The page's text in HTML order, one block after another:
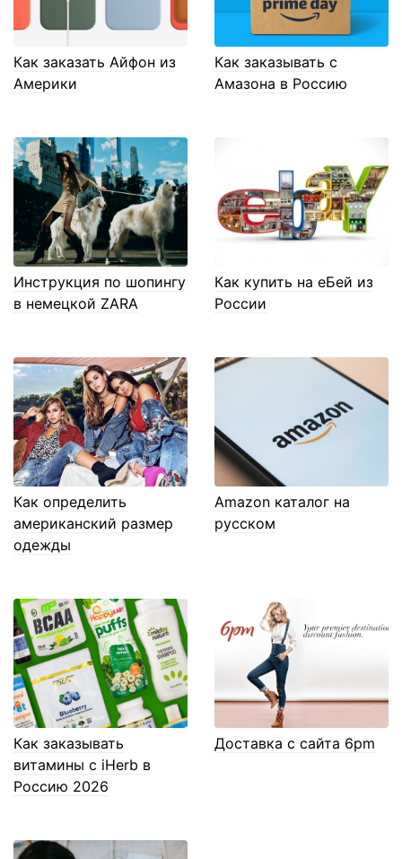
Как заказать Айфон из
Америки
Как заказывать с
Амазона в Россию
Инструкция по шопингу
в немецкой ZARA
Как купить на еБей из
России
Как определить
американский размер
одежды
Amazon каталог на
русском
Как заказывать
витамины с iHerb в
Россию 2026
Доставка с сайта 6pm